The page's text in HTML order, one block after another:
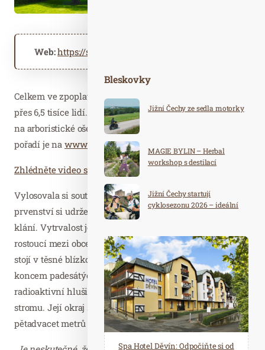
Web:https://stromroku.cz
Celkem ve zpoplatněném hlasování volilo svého favorita
přes 6,5 tisíce lidí. Výtěžek bezmála 215 tisíc korun putuje
na arboristické ošetření a nové výsadby. Kompletní
pořadí je nawww.stromroku.cz
Zhlédněte video s představením vítězného Stromu
Vylosovala si soutěžní číslo 1. Vedla průběžné pořadí a
prvenství si udržela až do samotného konce tříměsíčního
klání. Vytrvalost je jí totiž vlastní. Hrušeň hnilička
rostoucí mezi obcemi Drásov a Dlouhá Lhota u Příbrami
stojí v těsné blízkosti uranové šachty, která byla otevřena
koncem padesátých let dvacátého století. Vytěžená
radioaktivní hlušina se vyvážela na haldu nedaleko
stromu. Její okraj se zastavil až v roce 1964 pouhých
pětadvacet metrů od letošní vítězky.
Bleskovky
Jižní Čechy ze sedla motorky
MAGIE BYLIN – Herbal
workshop s destilací
Jižní Čechy startují
cyklosezonu 2026 – ideální
Spa Hotel Děvín: Odpočiňte si od
Saunový ráj Holice: Odpočinek a